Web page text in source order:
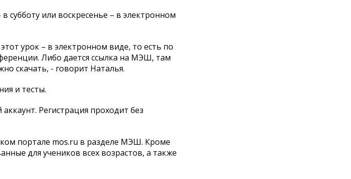
субботу или воскресенье – в электронном
урок – в электронном виде, то есть по
Либо дается ссылка на МЭШ, там
скачать, - говорит Наталья.
и тесты.
Регистрация проходит без
портале mos.ru в разделе МЭШ. Кроме
для учеников всех возрастов, а также